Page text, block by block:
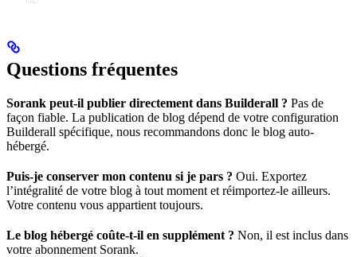
Questions fréquentes
Sorank peut-il publier directement dans Builderall ? Pas de
façon fiable. La publication de blog dépend de votre configuration
Builderall spécifique, nous recommandons donc le blog auto-
hébergé.
Puis-je conserver mon contenu si je pars ? Oui. Exportez
l’intégralité de votre blog à tout moment et réimportez-le ailleurs.
Votre contenu vous appartient toujours.
Le blog hébergé coûte-t-il en supplément ? Non, il est inclus dans
votre abonnement Sorank.